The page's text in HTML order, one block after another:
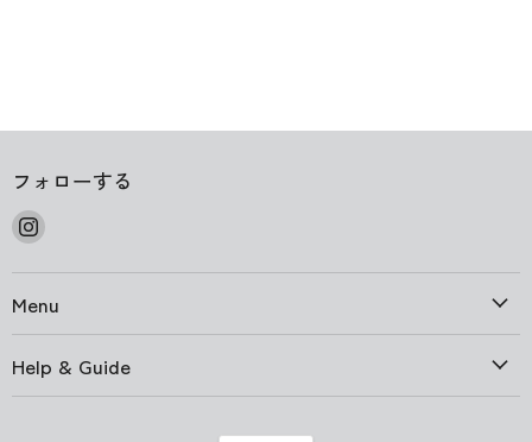
フォローする
Instagram
見
つ
く
だ
Menu
Help & Guide